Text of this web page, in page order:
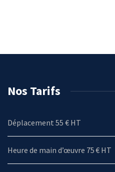
Nos Tarifs
Déplacement 55 € HT
Heure de main d’œuvre 75 € HT